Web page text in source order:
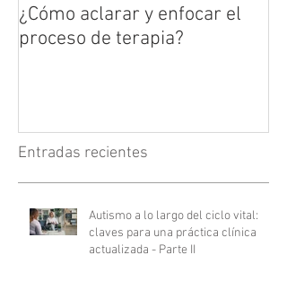
¿Cómo aclarar y enfocar el
proceso de terapia?
Entradas recientes
Autismo a lo largo del ciclo vital:
claves para una práctica clínica
actualizada - Parte II